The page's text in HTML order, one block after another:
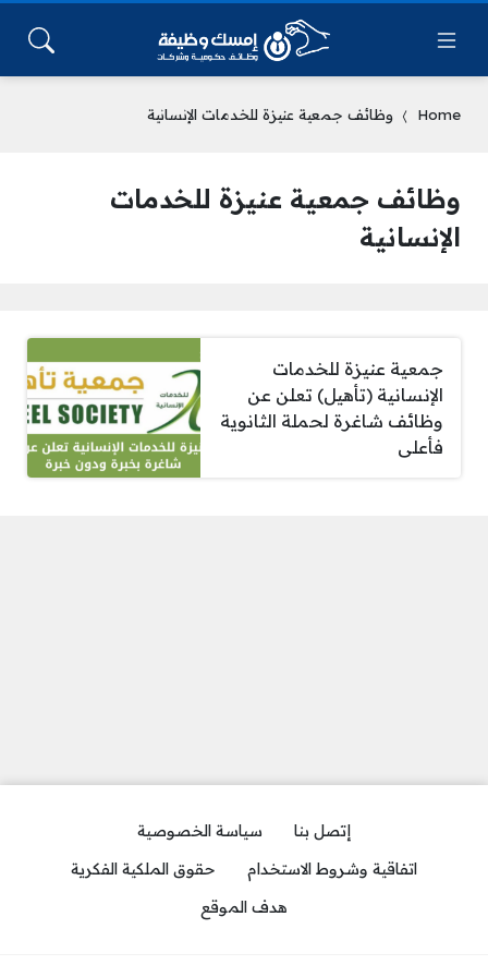
Home وظائف جمعية عنيزة للخدمات الإنسانية
وظائف جمعية عنيزة للخدمات
الإنسانية
جمعية عنيزة للخدمات
الإنسانية (تأهيل) تعلن عن
وظائف شاغرة لحملة الثانوية
فأعلى
إتصل بنا
سياسة الخصوصية
اتفاقية وشروط الاستخدام
حقوق الملكية الفكرية
هدف الموقع